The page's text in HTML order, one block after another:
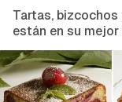
Tartas,
están en su